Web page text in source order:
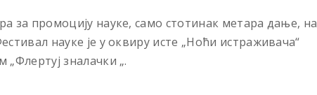
за промоцију науке, само стотинак метара дање, на
науке је у оквиру исте „Ноћи истраживача“
зналачки „.